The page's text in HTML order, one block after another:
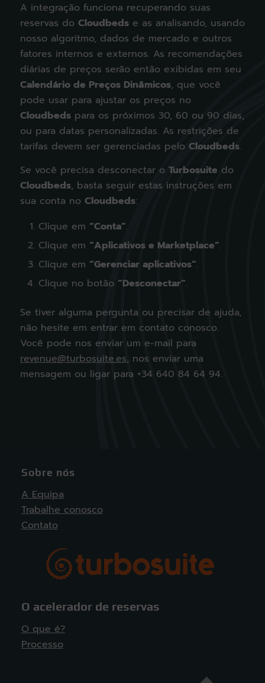
A integração funciona recuperando suas
reservas do Cloudbeds e as analisando, usando
nosso algoritmo, dados de mercado e outros
fatores internos e externos. As recomendações
diárias de preços serão então exibidas em seu
Calendário de Preços Dinâmicos, que você
pode usar para ajustar os preços no
Cloudbeds para os próximos 30, 60 ou 90 dias,
ou para datas personalizadas. As restrições de
tarifas devem ser gerenciadas pelo Cloudbeds.
Se você precisa desconectar o Turbosuite do
Cloudbeds, basta seguir estas instruções em
sua conta no Cloudbeds:
Clique em “Conta”.
Clique em “Aplicativos e Marketplace”.
Clique em “Gerenciar aplicativos”.
Clique no botão “Desconectar”.
Se tiver alguma pergunta ou precisar de ajuda,
não hesite em entrar em contato conosco.
Você pode nos enviar um e-mail para
revenue@turbosuite.es, nos enviar uma
mensagem ou ligar para +34 640 84 64 94.
Sobre nós
A Equipa
Trabalhe conosco
Contato
O acelerador de reservas
O que é?
Processo